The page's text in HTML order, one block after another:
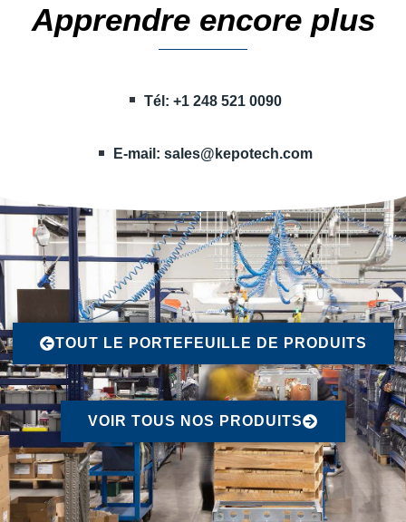
Apprendre encore plus
Tél: +1 248 521 0090
E-mail:sales@kepotech.com
TOUT LE PORTEFEUILLE DE PRODUITS
VOIR TOUS NOS PRODUITS